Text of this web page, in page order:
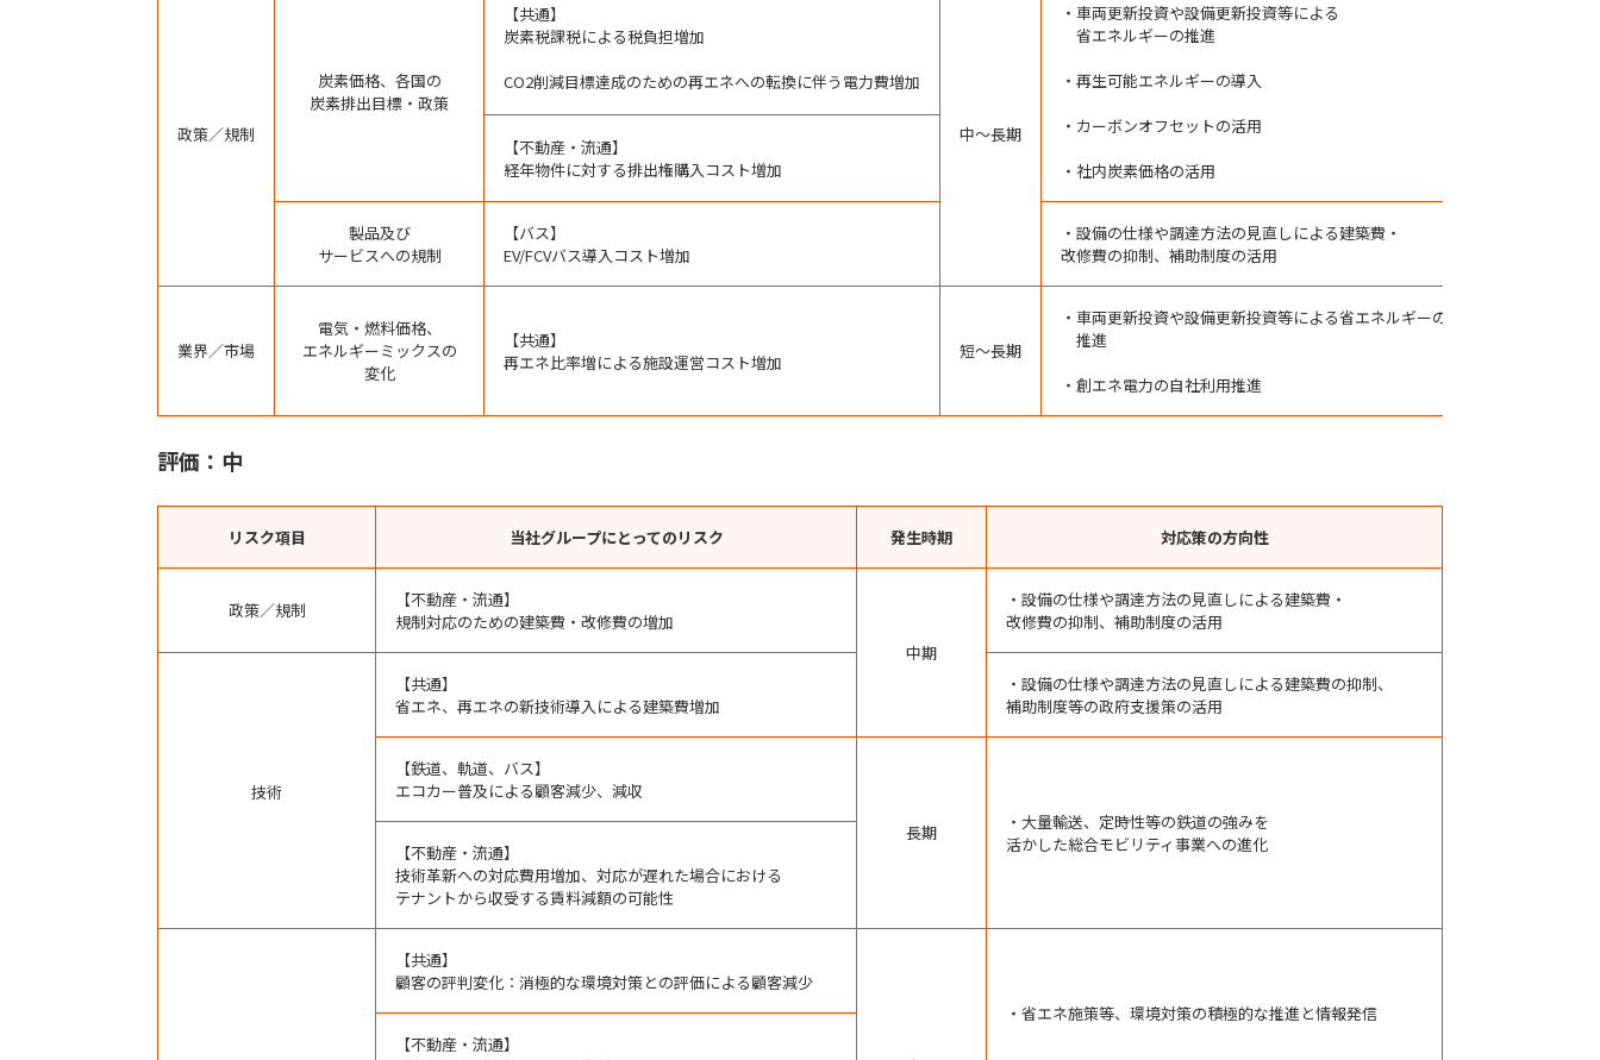
政策／規制
炭素価格、各国の
炭素排出目標・政策
【共通】
炭素税課税による税負担増加
CO2削減目標達成のための再エネへの転換に伴う電力費増加
中～長期
・車両更新投資や設備更新投資等による
省エネルギーの推進
・再生可能エネルギーの導入
・カーボンオフセットの活用
・社内炭素価格の活用
【不動産・流通】
経年物件に対する排出権購入コスト増加
製品及び
サービスへの規制
【バス】
EV/FCVバス導入コスト増加
・設備の仕様や調達方法の見直しによる建築費・
改修費の抑制、補助制度の活用
業界／市場
電気・燃料価格、
エネルギーミックスの
変化
【共通】
再エネ比率増による施設運営コスト増加
短～長期
・車両更新投資や設備更新投資等による省エネルギーの
推進
・創エネ電力の自社利用推進
評価：中
リスク項目 当社グループにとってのリスク 発生時期 対応策の方向性
政策／規制
【不動産・流通】
規制対応のための建築費・改修費の増加
中期
・設備の仕様や調達方法の見直しによる建築費・
改修費の抑制、補助制度の活用
技術
【共通】
省エネ、再エネの新技術導入による建築費増加
・設備の仕様や調達方法の見直しによる建築費の抑制、
補助制度等の政府支援策の活用
【鉄道、軌道、バス】
エコカー普及による顧客減少、減収
長期
・大量輸送、定時性等の鉄道の強みを
活かした総合モビリティ事業への進化
【不動産・流通】
技術革新への対応費用増加、対応が遅れた場合における
テナントから収受する賃料減額の可能性
【共通】
顧客の評判変化：消極的な環境対策との評価による顧客減少
・省エネ施策等、環境対策の積極的な推進と情報発信
【不動産・流通】